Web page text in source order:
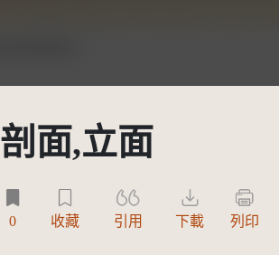
剖面,立面
0 收藏 引用 下載 列印